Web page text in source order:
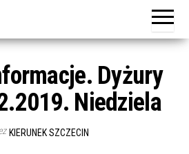
n
a
w
Dyżury
Niedziela
KIERUNEK SZCZECIN